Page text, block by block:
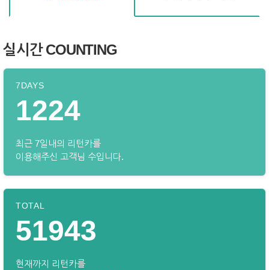
실시간 COUNTING
7DAYS
1224
최근 7일내의 리턴카를
이용해주신 고객님 수입니다.
TOTAL
51943
현재까지 리턴카를